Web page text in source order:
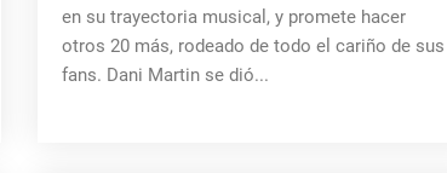
en su trayectoria musical, y promete hacer
otros 20 más, rodeado de todo el cariño de sus
fans. Dani Martin se dió...